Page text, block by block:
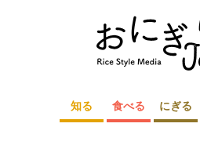
知る 食べる にぎる